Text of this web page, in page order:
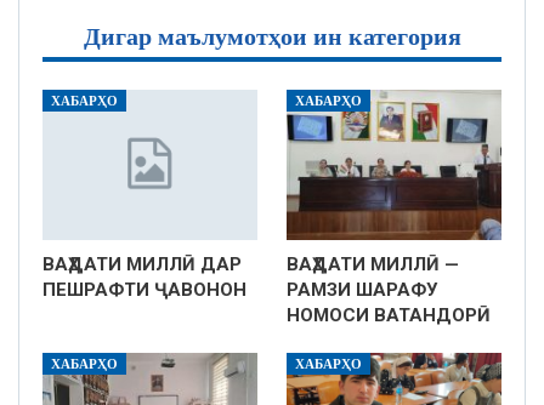
Дигар маълумотҳои ин категория
ХАБАРҲО
ВАҲДАТИ МИЛЛӢ ДАР
ПЕШРАФТИ ҶАВОНОН
ХАБАРҲО
ВАҲДАТИ МИЛЛӢ —
РАМЗИ ШАРАФУ
НОМОСИ ВАТАНДОРӢ
ХАБАРҲО ХАБАРҲО